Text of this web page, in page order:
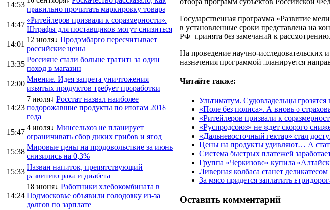
14:53
правильно прочитать маркировку товара
14:47
«Ритейлеров призвали к соразмерности».
Штрафы для поставщиков могут снизиться
14:01
12 июля↓ Продэмбарго пересчитывает
российские цены
13:35
Россияне стали больше тратить за один
поход в магазин
12:00
Мнение. Идея запрета уничтожения
изъятых продуктов требует проработки
14:23
7 июля↓ Росстат назвал наиболее
подорожавшие продукты по итогам 2018
года
15:47
4 июля↓ Минсельхоз не планирует
ограничивать сбор диких грибов и ягод
15:38
Мировые цены на продовольствие за июнь
снизились на 0,3%
15:33
Назван напиток, препятствующий
развитию рака и диабета
14:24
18 июня↓ Работники хлебокомбината в
Подмосковье объявили голодовку из-за
долгов по зарплате
Государственная программа «Развитие
в установленные сроки представлена на
РФ принята без замечаний к рассмотрению.
На проведение научно-исследовательских
назначения программой планируется
Читайте также:
Ультиматум. Судовладельцы
«Поле без полиса». А вновь о
«Ритейлеров призвали к
«Руспродсоюз» не ждет скорого
«Дальневосточный гектар» стал
Цены на продукты удивляют… А
Система быстрых платежей
Группа «Черкизово» купила
Ливерная колбаса станет
За мясо придется заплатить
Оставить комментарий